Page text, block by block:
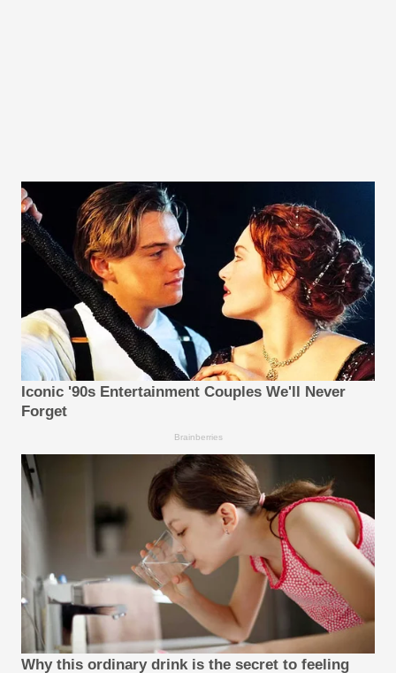
Iconic '90s Entertainment Couples We'll Never
Forget
Brainberries
Why this ordinary drink is the secret to feeling